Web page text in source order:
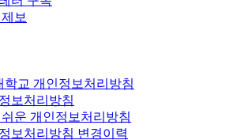
보
학교 개인정보처리방침
보처리방침
운 개인정보처리방침
보처리방침 변경이력